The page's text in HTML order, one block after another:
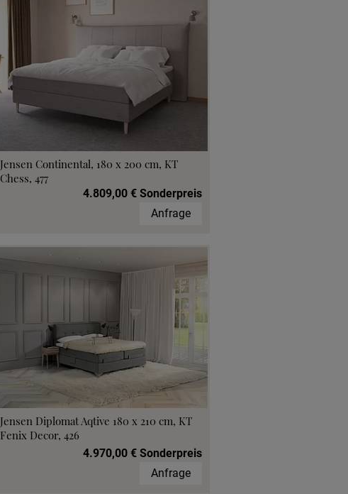
Jensen Continental, 180 x 200 cm, KT
Chess, 477
4.809,00 € Sonderpreis
Anfrage
Jensen Diplomat Aqtive 180 x 210 cm, KT
Fenix Decor, 426
4.970,00 € Sonderpreis
Anfrage